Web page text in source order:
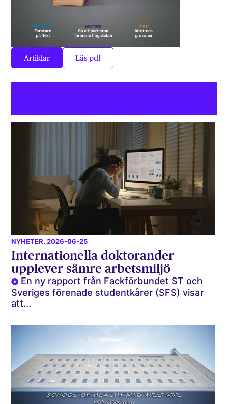
Artiklar Läs pdf
NYHETER, 2026-06-25
Internationella doktorander
upplever sämre arbetsmiljö
En ny rapport från Fackförbundet ST och
Sveriges förenade studentkårer (SFS) visar
att...